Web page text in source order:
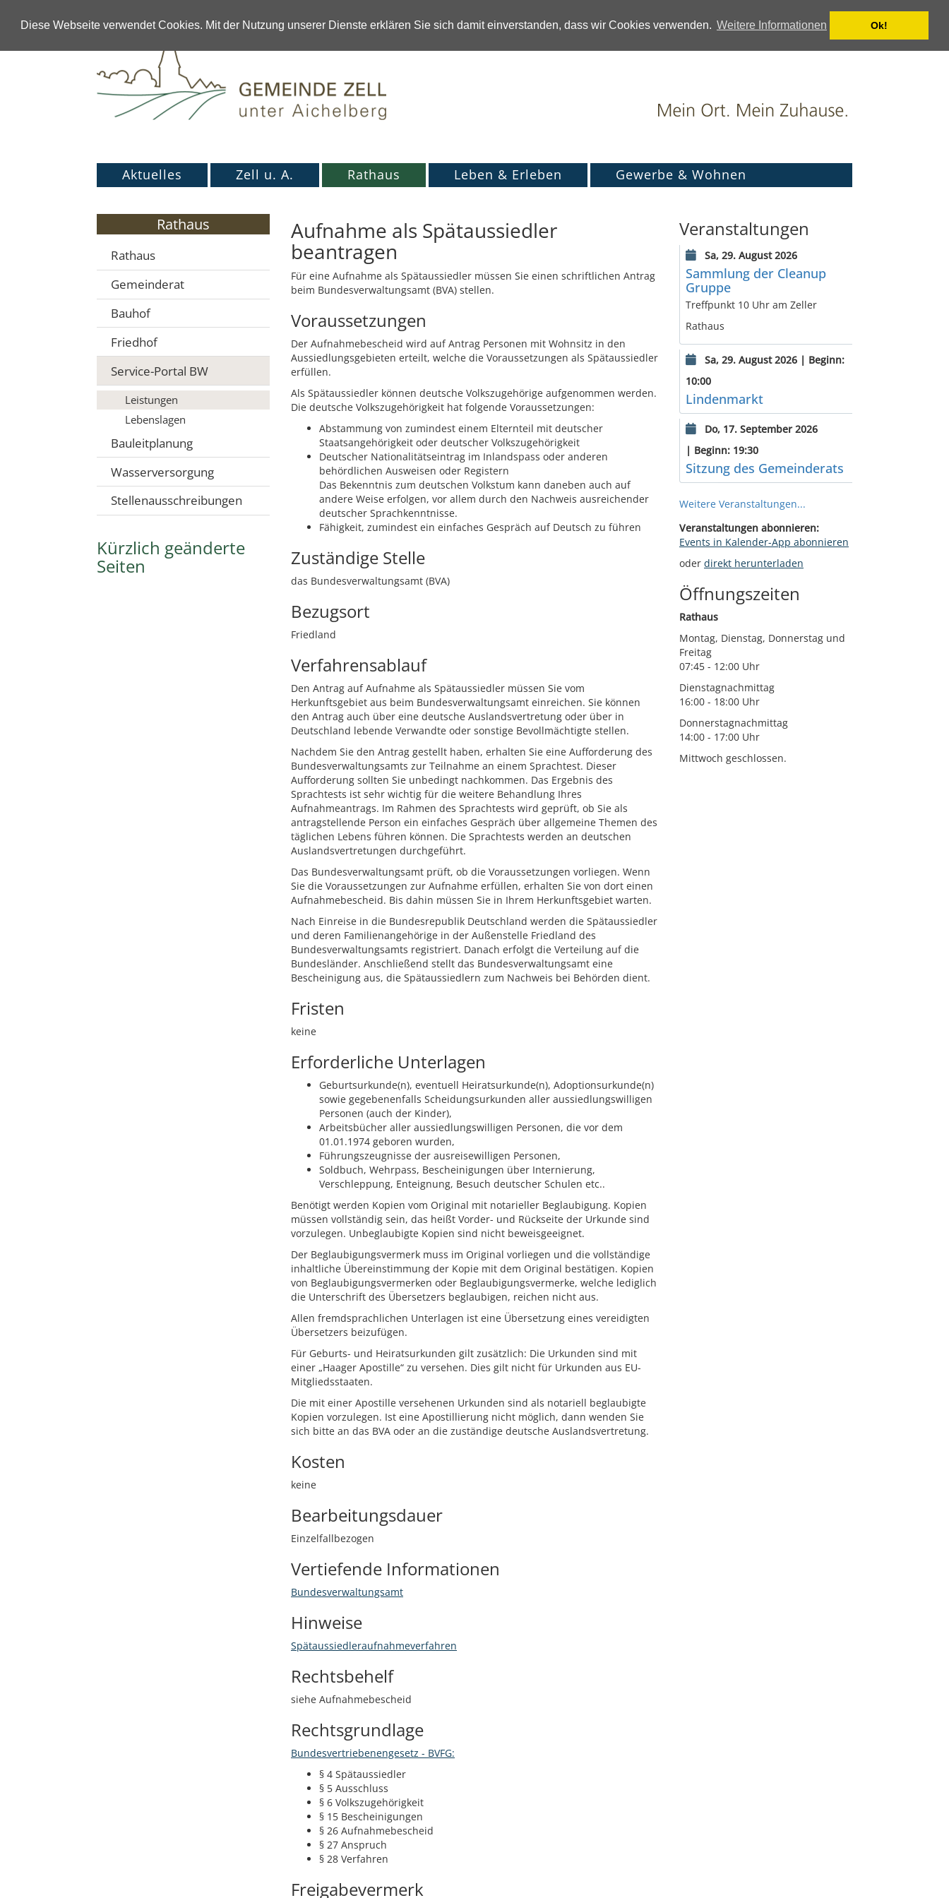
Diese Webseite verwendet Cookies. Mit der Nutzung unserer Dienste erklären Sie sich damit einverstanden, dass wir Cookies verwenden. Weitere Informationen Ok!
Aktuelles Zell u. A. Rathaus Leben & Erleben Gewerbe & Wohnen
Aufnahme als Spätaussiedler
beantragen
Für eine Aufnahme als Spätaussiedler müssen Sie einen schriftlichen Antrag
beim Bundesverwaltungsamt (BVA) stellen.
Voraussetzungen
Der Aufnahmebescheid wird auf Antrag Personen mit Wohnsitz in den
Aussiedlungsgebieten erteilt, welche die Voraussetzungen als Spätaussiedler
erfüllen.
Als Spätaussiedler können deutsche Volkszugehörige aufgenommen werden.
Die deutsche Volkszugehörigkeit hat folgende Voraussetzungen:
Abstammung von zumindest einem Elternteil mit deutscher
Staatsangehörigkeit oder deutscher Volkszugehörigkeit
Deutscher Nationalitätseintrag im Inlandspass oder anderen
behördlichen Ausweisen oder Registern
Das Bekenntnis zum deutschen Volkstum kann daneben auch auf
andere Weise erfolgen, vor allem durch den Nachweis ausreichender
deutscher Sprachkenntnisse.
Fähigkeit, zumindest ein einfaches Gespräch auf Deutsch zu führen
Zuständige Stelle
das Bundesverwaltungsamt (BVA)
Bezugsort
Friedland
Verfahrensablauf
Den Antrag auf Aufnahme als Spätaussiedler müssen Sie vom
Herkunftsgebiet aus beim Bundesverwaltungsamt einreichen. Sie können
den Antrag auch über eine deutsche Auslandsvertretung oder über in
Deutschland lebende Verwandte oder sonstige Bevollmächtigte stellen.
Nachdem Sie den Antrag gestellt haben, erhalten Sie eine Aufforderung des
Bundesverwaltungsamts zur Teilnahme an einem Sprachtest. Dieser
Aufforderung sollten Sie unbedingt nachkommen. Das Ergebnis des
Sprachtests ist sehr wichtig für die weitere Behandlung Ihres
Aufnahmeantrags. Im Rahmen des Sprachtests wird geprüft, ob Sie als
antragstellende Person ein einfaches Gespräch über allgemeine Themen des
täglichen Lebens führen können. Die Sprachtests werden an deutschen
Auslandsvertretungen durchgeführt.
Das Bundesverwaltungsamt prüft, ob die Voraussetzungen vorliegen. Wenn
Sie die Voraussetzungen zur Aufnahme erfüllen, erhalten Sie von dort einen
Aufnahmebescheid. Bis dahin müssen Sie in Ihrem Herkunftsgebiet warten.
Nach Einreise in die Bundesrepublik Deutschland werden die Spätaussiedler
und deren Familienangehörige in der Außenstelle Friedland des
Bundesverwaltungsamts registriert. Danach erfolgt die Verteilung auf die
Bundesländer. Anschließend stellt das Bundesverwaltungsamt eine
Bescheinigung aus, die Spätaussiedlern zum Nachweis bei Behörden dient.
Fristen
keine
Erforderliche Unterlagen
Geburtsurkunde(n), eventuell Heiratsurkunde(n), Adoptionsurkunde(n)
sowie gegebenenfalls Scheidungsurkunden aller aussiedlungswilligen
Personen (auch der Kinder),
Arbeitsbücher aller aussiedlungswilligen Personen, die vor dem
01.01.1974 geboren wurden,
Führungszeugnisse der ausreisewilligen Personen,
Soldbuch, Wehrpass, Bescheinigungen über Internierung,
Verschleppung, Enteignung, Besuch deutscher Schulen etc..
Benötigt werden Kopien vom Original mit notarieller Beglaubigung. Kopien
müssen vollständig sein, das heißt Vorder- und Rückseite der Urkunde sind
vorzulegen. Unbeglaubigte Kopien sind nicht beweisgeeignet.
Der Beglaubigungsvermerk muss im Original vorliegen und die vollständige
inhaltliche Übereinstimmung der Kopie mit dem Original bestätigen. Kopien
von Beglaubigungsvermerken oder Beglaubigungsvermerke, welche lediglich
die Unterschrift des Übersetzers beglaubigen, reichen nicht aus.
Allen fremdsprachlichen Unterlagen ist eine Übersetzung eines vereidigten
Übersetzers beizufügen.
Für Geburts- und Heiratsurkunden gilt zusätzlich: Die Urkunden sind mit
einer „Haager Apostille“ zu versehen. Dies gilt nicht für Urkunden aus EU-
Mitgliedsstaaten.
Die mit einer Apostille versehenen Urkunden sind als notariell beglaubigte
Kopien vorzulegen. Ist eine Apostillierung nicht möglich, dann wenden Sie
sich bitte an das BVA oder an die zuständige deutsche Auslandsvertretung.
Kosten
keine
Bearbeitungsdauer
Einzelfallbezogen
Vertiefende Informationen
Bundesverwaltungsamt
Hinweise
Spätaussiedleraufnahmeverfahren
Rechtsbehelf
siehe Aufnahmebescheid
Rechtsgrundlage
Bundesvertriebenengesetz - BVFG:
§ 4 Spätaussiedler
§ 5 Ausschluss
§ 6 Volkszugehörigkeit
§ 15 Bescheinigungen
§ 26 Aufnahmebescheid
§ 27 Anspruch
§ 28 Verfahren
Freigabevermerk
Veranstaltungen
Sa, 29. August 2026
Sammlung der Cleanup
Gruppe
Treffpunkt 10 Uhr am Zeller
Rathaus
Sa, 29. August 2026 | Beginn:
10:00
Lindenmarkt
Do, 17. September 2026
| Beginn: 19:30
Sitzung des Gemeinderats
Weitere Veranstaltungen...
Veranstaltungen abonnieren:
Events in Kalender-App abonnieren
oder direkt herunterladen
Öffnungszeiten
Rathaus
Montag, Dienstag, Donnerstag und
Freitag
07:45 - 12:00 Uhr
Dienstagnachmittag
16:00 - 18:00 Uhr
Donnerstagnachmittag
14:00 - 17:00 Uhr
Mittwoch geschlossen.
Rathaus
Rathaus
Gemeinderat
Bauhof
Friedhof
Service-Portal BW
Leistungen
Lebenslagen
Bauleitplanung
Wasserversorgung
Stellenausschreibungen
Kürzlich geänderte
Seiten